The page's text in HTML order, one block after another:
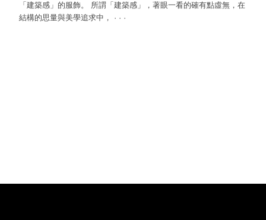
「建築感」的服飾。 所謂「建築感」，著眼一看的確有點虛無，在
結構的思量與美學追求中， · · ·